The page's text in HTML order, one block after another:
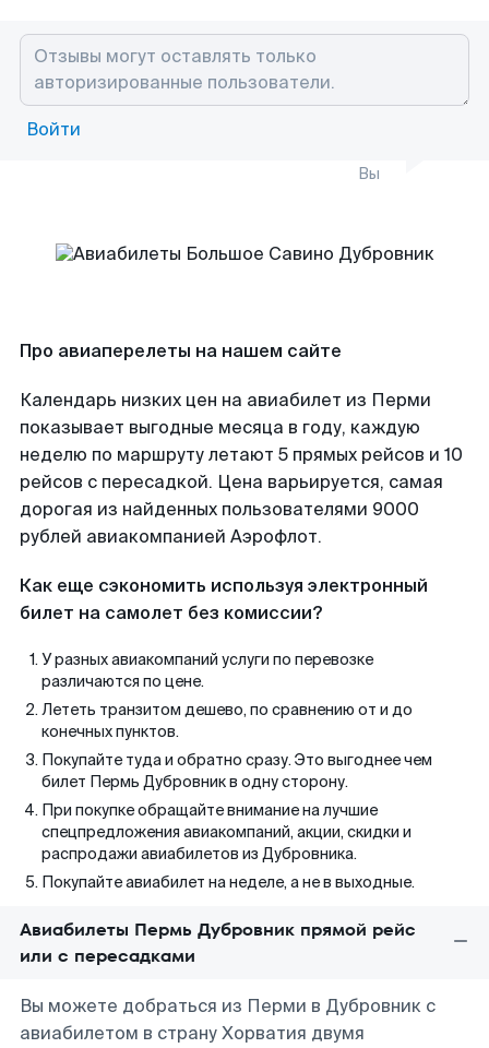
Войти
Вы
Про авиаперелеты на нашем сайте
Календарь низких цен на авиабилет из Перми
показывает выгодные месяца в году, каждую
неделю по маршруту летают 5 прямых рейсов и 10
рейсов с пересадкой. Цена варьируется, самая
дорогая из найденных пользователями 9000
рублей авиакомпанией Аэрофлот.
Как еще сэкономить используя электронный
билет на самолет без комиссии?
У разных авиакомпаний услуги по перевозке
различаются по цене.
Лететь транзитом дешево, по сравнению от и до
конечных пунктов.
Покупайте туда и обратно сразу. Это выгоднее чем
билет Пермь Дубровник в одну сторону.
При покупке обращайте внимание на лучшие
спецпредложения авиакомпаний, акции, скидки и
распродажи авиабилетов из Дубровника.
Покупайте авиабилет на неделе, а не в выходные.
Авиабилеты Пермь Дубровник прямой рейс
или с пересадками
Вы можете добраться из Перми в Дубровник с
авиабилетом в страну Хорватия двумя